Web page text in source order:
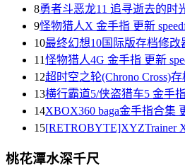
8勇者斗恶龙11 追寻逝去的时
9怪物猎人X 金手指 更新
10最终幻想10国际版存档修改
11怪物猎人4G 金手指 更新
12超时空之轮(Chrono Cross)
13横行霸道5/侠盗猎车5 金手
14XBOX360 baga金手指合集
15[RETROBYTE]XYZTrainer
桃花潭水深千尺